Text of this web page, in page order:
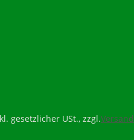
gesetzlicher USt., zzgl.Versand